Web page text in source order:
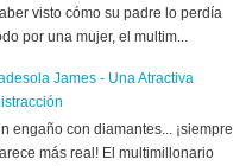
visto cómo su padre lo perdía
por una mujer, el multim...
James - Una Atractiva
engaño con diamantes... ¡siempre
más real! El multimillonario